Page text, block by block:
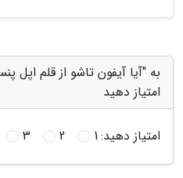
به "آیا آیفون تاشو از قلم اپل
امتیاز دهید
امتیاز دهید:1
2
3